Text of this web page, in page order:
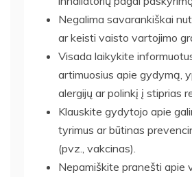
Negalima savarankiškai
ar keisti vaisto vartojimo
Visada laikykite
artimuosius apie gydymą,
alergijų ar polinkį į stiprias
Klauskite gydytojo apie
tyrimus ar būtinas
(pvz., vakcinas).
Nepamiškite pranešti apie